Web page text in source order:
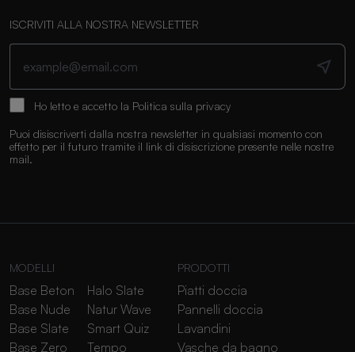
ISCRIVITI ALLA NOSTRA NEWSLETTER
Ho letto e accetto la Politica sulla privacy
Puoi disiscriverti dalla nostra newsletter in qualsiasi momento con
effetto per il futuro tramite il link di disiscrizione presente nelle nostre
mail.
MODELLI
Base Beton
Base Nude
Base Slate
Base Zero
Halo Slate
Natur Wave
Smart Quiz
Tempo
PRODOTTI
Piatti doccia
Pannelli doccia
Lavandini
Vasche da bagno